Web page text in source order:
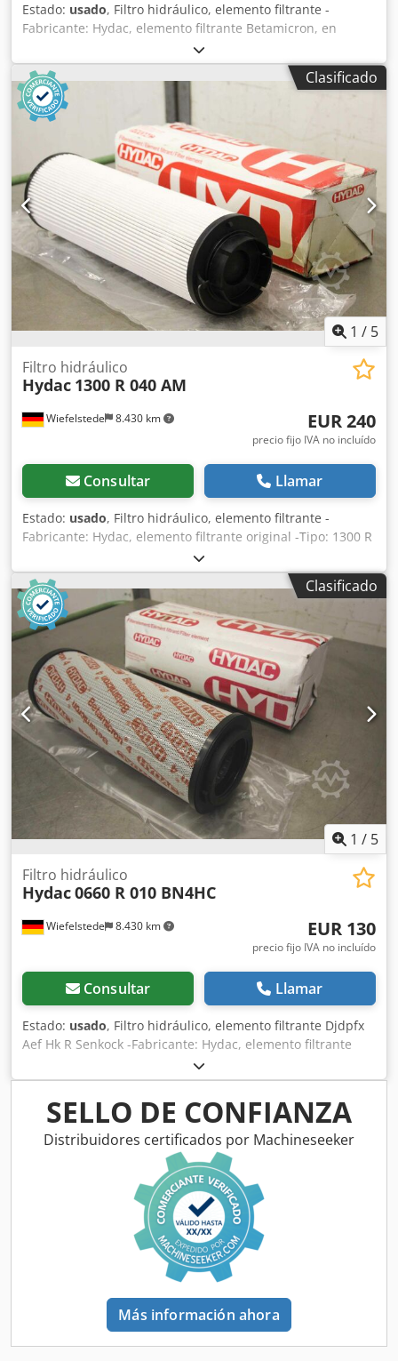
Estado: usado, Filtro hidráulico, elemento filtrante -
Fabricante: Hydac, elemento filtrante Betamicron, en
embalaje original -Tipo: 2600 R 005 BN4HC -Dimensiones:
Ø 143 x 920 mm Dcedsf Hk Ryjpfx Ankok -Peso: 6,4 kg
Clasificado
1 / 5
Wiefelstede 8.430 km
Filtro hidráulico
Hydac 1300 R 040 AM
EUR 240
precio fijo IVA no incluído
Consultar Llamar
Estado: usado, Filtro hidráulico, elemento filtrante -
Fabricante: Hydac, elemento filtrante original -Tipo: 1300 R
040 AM -Dimensiones: Ø 144 x 483 mm Dcedpfof Hk R Dox
Ankek -Peso: 4 kg
Clasificado
1 / 5
Wiefelstede 8.430 km
Filtro hidráulico
Hydac0660 R 010 BN4HC
EUR 130
precio fijo IVA no incluído
Consultar Llamar
Estado: usado, Filtro hidráulico, elemento filtrante Djdpfx
Aef Hk R Senkock -Fabricante: Hydac, elemento filtrante
Betamicron, original -Tipo: 0660 R 010 BN4HC -
Dimensiones: Ø 115 x 334 mm -Peso: 1,8 kg
SELLO DE CONFIANZA
Distribuidores certificados por Machineseeker
Más información ahora